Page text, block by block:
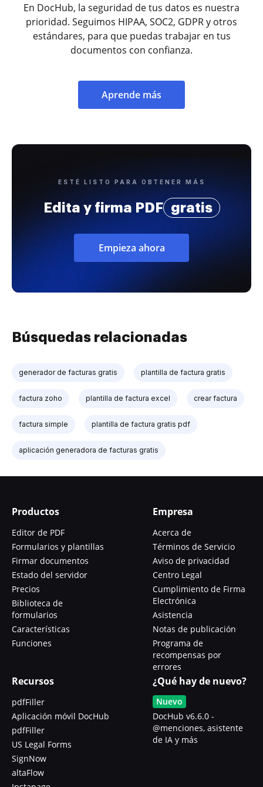
En DocHub, la seguridad de tus datos es nuestra
prioridad. Seguimos HIPAA, SOC2, GDPR y otros
estándares, para que puedas trabajar en tus
documentos con confianza.
Aprende más
ESTÉ LISTO PARA OBTENER MÁS
Edita y firma PDF gratis
Empieza ahora
Búsquedas relacionadas
generador de facturas gratis plantilla de factura gratis
factura zoho plantilla de factura excel crear factura
factura simple plantilla de factura gratis pdf
aplicación generadora de facturas gratis
Productos
Editor de PDF
Formularios y plantillas
Firmar documentos
Estado del servidor
Precios
Biblioteca de
formularios
Características
Funciones
Empresa
Acerca de
Términos de Servicio
Aviso de privacidad
Centro Legal
Cumplimiento de Firma
Electrónica
Asistencia
Notas de publicación
Programa de
recompensas por
errores
Recursos
pdfFiller
Aplicación móvil DocHub
pdfFiller
US Legal Forms
SignNow
altaFlow
¿Qué hay de nuevo?
Nuevo
DocHub v6.6.0 -
@menciones, asistente
de IA y más